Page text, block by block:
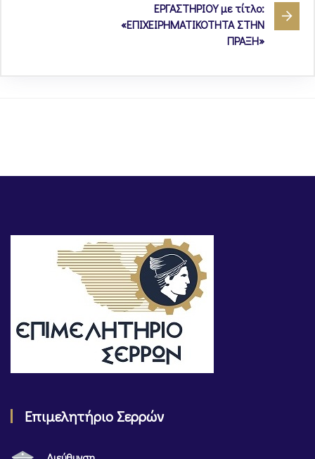
ΕΡΓΑΣΤΗΡΙΟΥ με τίτλο:
«ΕΠΙΧΕΙΡΗΜΑΤΙΚΟΤΗΤΑ ΣΤΗΝ
ΠΡΑΞΗ»
Επιμελητήριο Σερρών